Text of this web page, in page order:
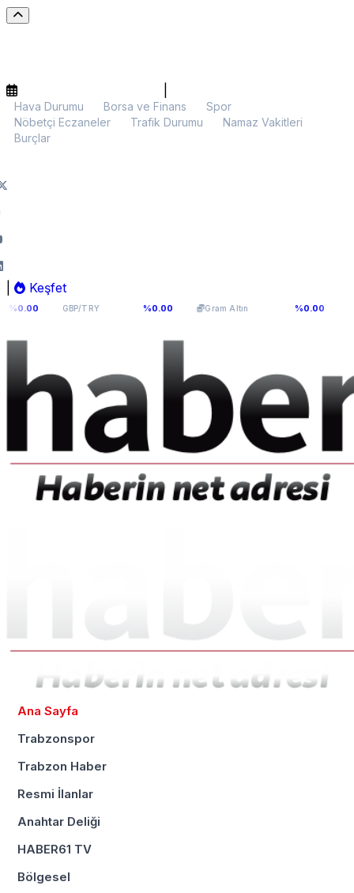
Hava Durumu Borsa ve Finans
Spor
Nöbetçi Eczaneler
Trafik Durumu
Namaz Vakitleri
Burçlar
Keşfet
GBP/TRY 64,2936 %0.00 Gram Altın6.107,34 %0.00 BTC
Ana Sayfa
Trabzonspor
Trabzon Haber
Resmi İlanlar
Anahtar Deliği
HABER61 TV
Bölgesel